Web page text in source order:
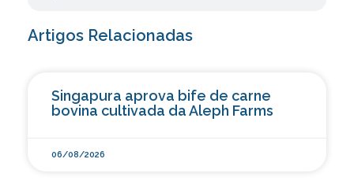
Artigos Relacionadas
Singapura aprova bife de carne
bovina cultivada da Aleph Farms
06/08/2026